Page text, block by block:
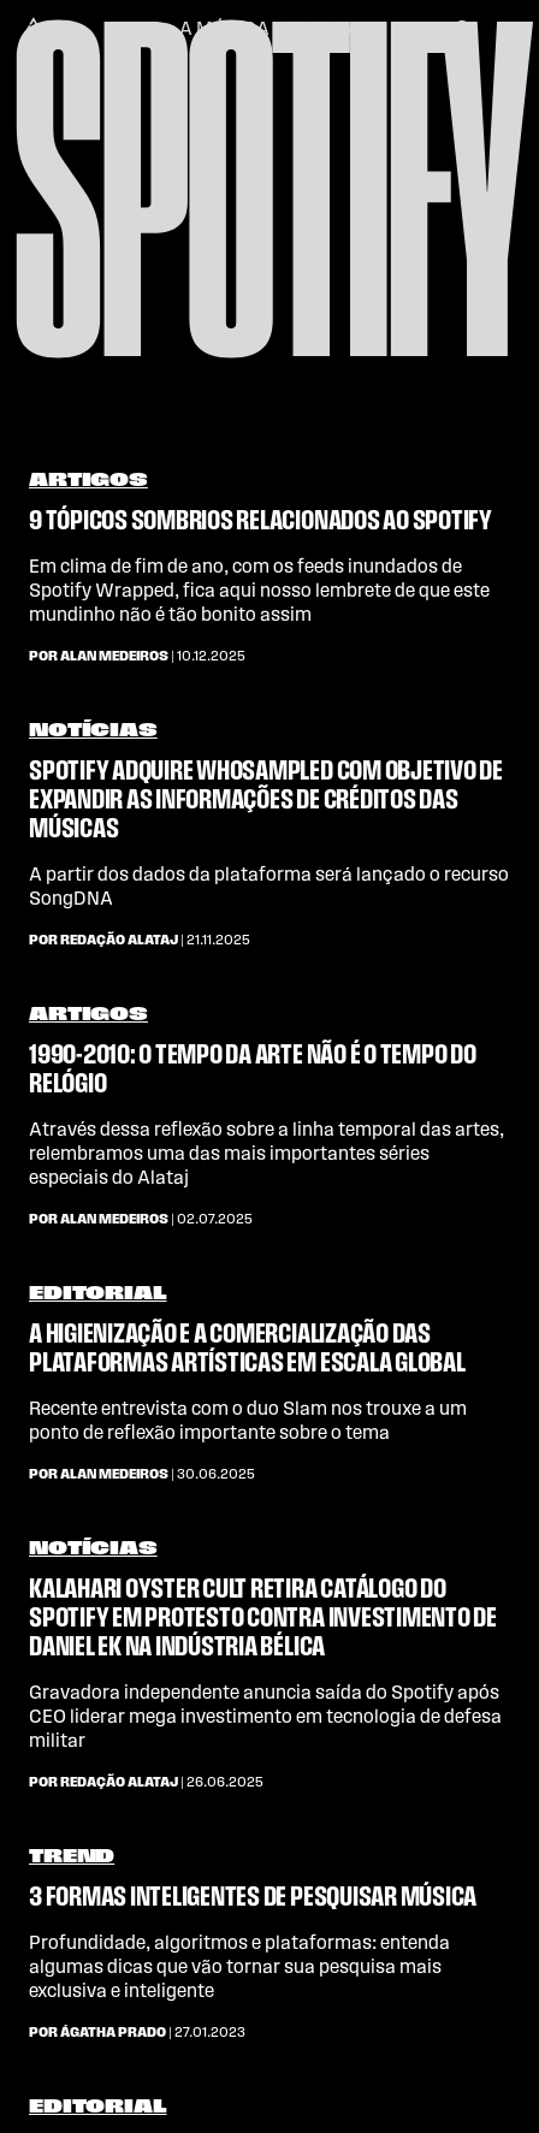
Alataj
A MÚSICA CONECTA
SPOTIFY
ARTIGOS
9 TÓPICOS SOMBRIOS RELACIONADOS AO SPOTIFY
Em clima de fim de ano, com os feeds inundados de
Spotify Wrapped, fica aqui nosso lembrete de que este
mundinho não é tão bonito assim
POR ALAN MEDEIROS | 10.12.2025
NOTÍCIAS
SPOTIFY ADQUIRE WHOSAMPLED COM OBJETIVO DE
EXPANDIR AS INFORMAÇÕES DE CRÉDITOS DAS
MÚSICAS
A partir dos dados da plataforma será lançado o recurso
SongDNA
POR REDAÇÃO ALATAJ | 21.11.2025
ARTIGOS
1990-2010: O TEMPO DA ARTE NÃO É O TEMPO DO
RELÓGIO
Através dessa reflexão sobre a linha temporal das artes,
relembramos uma das mais importantes séries
especiais do Alataj
POR ALAN MEDEIROS | 02.07.2025
EDITORIAL
A HIGIENIZAÇÃO E A COMERCIALIZAÇÃO DAS
PLATAFORMAS ARTÍSTICAS EM ESCALA GLOBAL
Recente entrevista com o duo Slam nos trouxe a um
ponto de reflexão importante sobre o tema
POR ALAN MEDEIROS | 30.06.2025
NOTÍCIAS
KALAHARI OYSTER CULT RETIRA CATÁLOGO DO
SPOTIFY EM PROTESTO CONTRA INVESTIMENTO DE
DANIEL EK NA INDÚSTRIA BÉLICA
Gravadora independente anuncia saída do Spotify após
CEO liderar mega investimento em tecnologia de defesa
militar
POR REDAÇÃO ALATAJ | 26.06.2025
TREND
3 FORMAS INTELIGENTES DE PESQUISAR MÚSICA
Profundidade, algoritmos e plataformas: entenda
algumas dicas que vão tornar sua pesquisa mais
exclusiva e inteligente
POR ÁGATHA PRADO | 27.01.2023
EDITORIAL